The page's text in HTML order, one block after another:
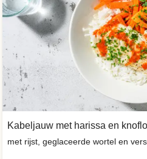
Kabeljauw met harissa en
met rijst, geglaceerde wortel en